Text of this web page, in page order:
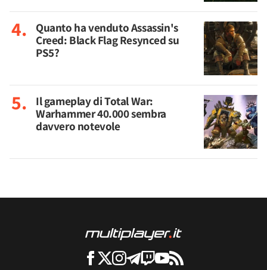
Quanto ha venduto Assassin's
Creed: Black Flag Resynced su
PS5?
Il gameplay di Total War:
Warhammer 40.000 sembra
davvero notevole